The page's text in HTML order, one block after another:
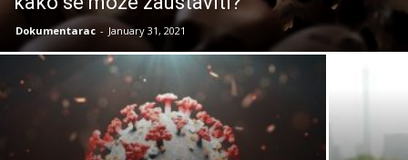
Dokumentarac - January 31, 2021